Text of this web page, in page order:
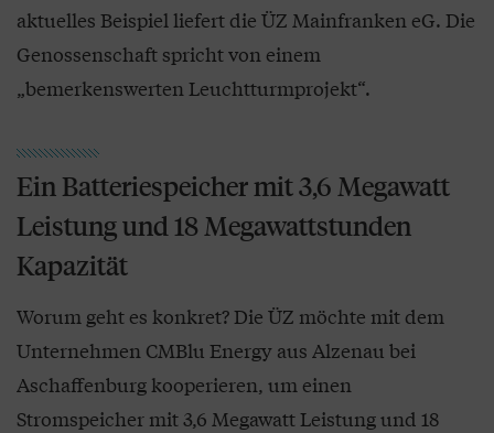
aktuelles Beispiel liefert die ÜZ Mainfranken eG. Die
Genossenschaft spricht von einem
„bemerkenswerten Leuchtturmprojekt“.
Ein Batteriespeicher mit 3,6 Megawatt
Leistung und 18 Megawattstunden
Kapazität
Worum geht es konkret? Die ÜZ möchte mit dem
Unternehmen CMBlu Energy aus Alzenau bei
Aschaffenburg kooperieren, um einen
Stromspeicher mit 3,6 Megawatt Leistung und 18